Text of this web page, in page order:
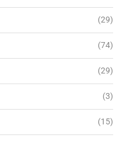
(29)
(74)
(29)
(3)
(15)